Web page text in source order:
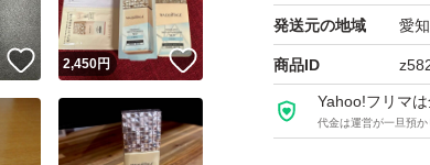
発送元の地域 愛
商品ID
Yahoo!フリマ
代金は運営が一旦預
いいね！
2,450円 いいね！